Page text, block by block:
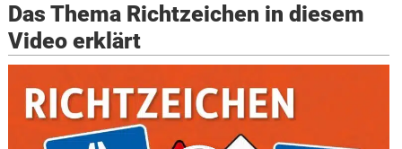
Das Thema Richtzeichen in diesem
Video erklärt